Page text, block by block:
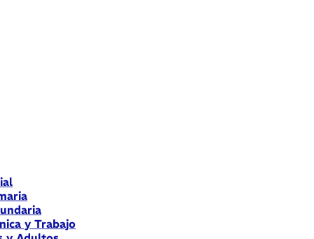
y Trabajo